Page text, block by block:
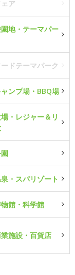
ア
地・テーマパー
ードテーマパーク
ンプ場・BBQ場
・レジャー＆リ
・スパリゾート
館・科学館
施設・百貨店